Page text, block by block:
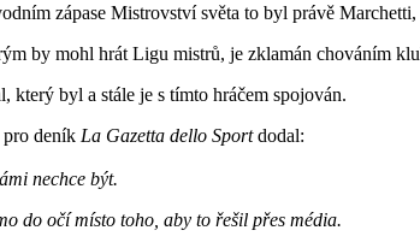
zápase Mistrovství světa to byl právě
by mohl hrát Ligu mistrů, je zklamán chováním
který byl a stále je s tímto hráčem spojován.
deník La Gazetta dello Sportdodal:
nechce být.
do očí místo toho, aby to řešil přes média.